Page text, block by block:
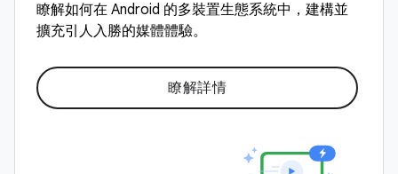
瞭解如何在 Android 的多裝置生態系統中，建構並
擴充引人入勝的媒體體驗。
瞭解詳情